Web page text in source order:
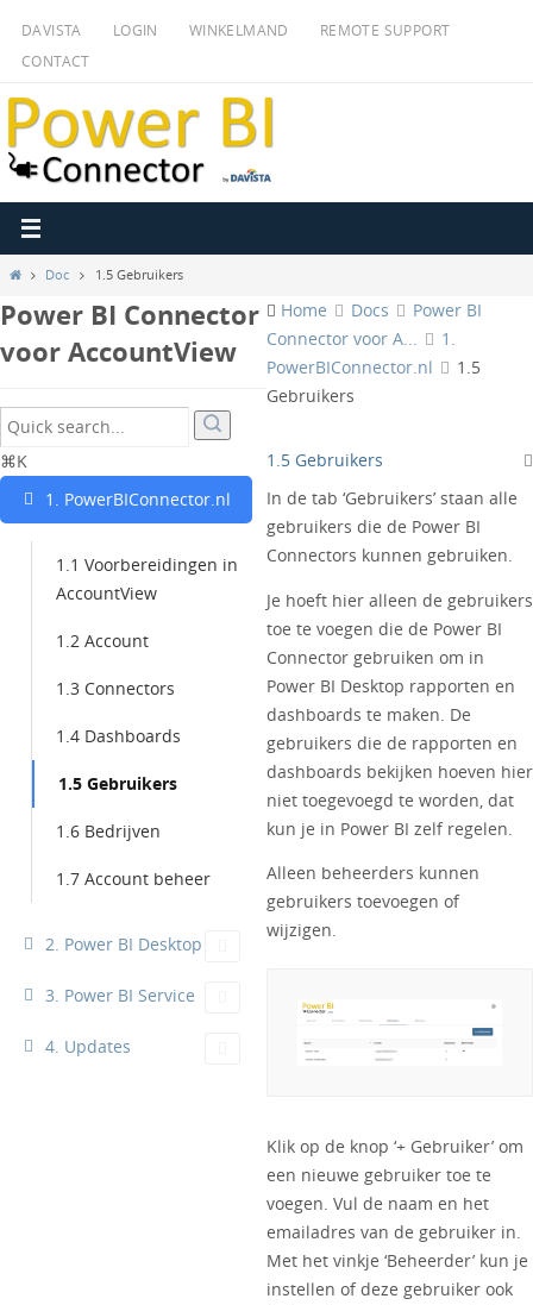
inhoud
DAVISTA LOGIN WINKELMAND
REMOTE SUPPORT
CONTACT
HomeDoc 1.5 Gebruikers
Power BI Connector
voor AccountView
⌘K
1. PowerBIConnector.nl
1.1 Voorbereidingen in
AccountView
1.2 Account
1.3 Connectors
1.4 Dashboards
1.5 Gebruikers
1.6 Bedrijven
1.7 Account beheer
2. Power BI Desktop
3. Power BI Service
4. Updates
Home Docs
Power BI
Connector voor A...
1.
PowerBIConnector.nl
1.5
Gebruikers
1.5 Gebruikers
In de tab ‘Gebruikers’ staan alle
gebruikers die de Power BI
Connectors kunnen gebruiken.
Je hoeft hier alleen de gebruikers
toe te voegen die de Power BI
Connector gebruiken om in
Power BI Desktop rapporten en
dashboards te maken. De
gebruikers die de rapporten en
dashboards bekijken hoeven hier
niet toegevoegd te worden, dat
kun je in Power BI zelf regelen.
Alleen beheerders kunnen
gebruikers toevoegen of
wijzigen.
Klik op de knop ‘+ Gebruiker’ om
een nieuwe gebruiker toe te
voegen. Vul de naam en het
emailadres van de gebruiker in.
Met het vinkje ‘Beheerder’ kun je
instellen of deze gebruiker ook